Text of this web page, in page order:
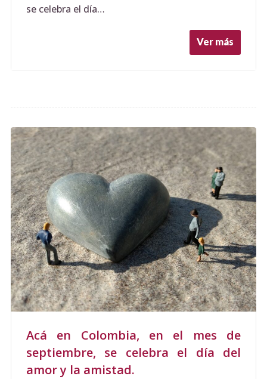
se celebra el día…
Ver más
Acá en Colombia, en el mes de
septiembre, se celebra el día del
amor y la amistad.